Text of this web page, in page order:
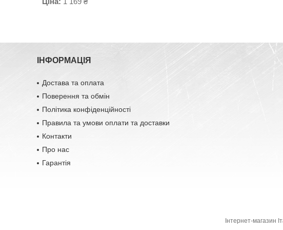
ІНФОРМАЦІЯ
Достава та оплата
Поверення та обмін
Політика конфіденційності
Правила та умови оплати та доставки
Контакти
Про нас
Гарантія